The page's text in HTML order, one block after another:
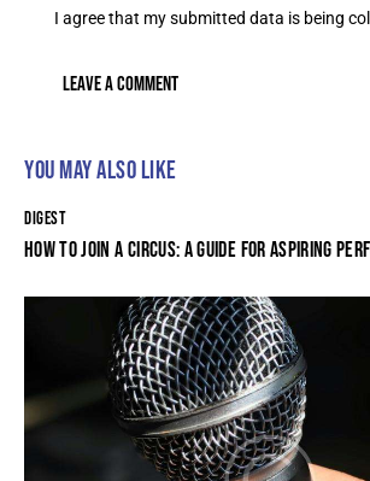
I agree that my submitted data is being
YOU MAY ALSO LIKE
DIGEST
HOW TO JOIN A CIRCUS: A GUIDE FOR ASPIRING